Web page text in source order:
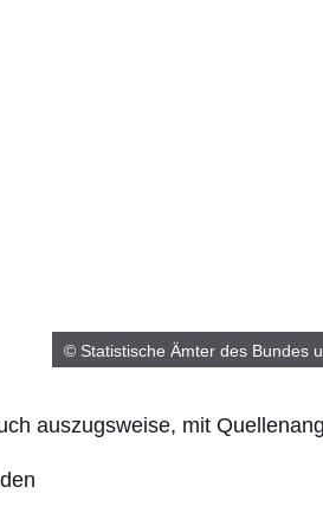
© Statistische Ämter des Bundes
auszugsweise, mit